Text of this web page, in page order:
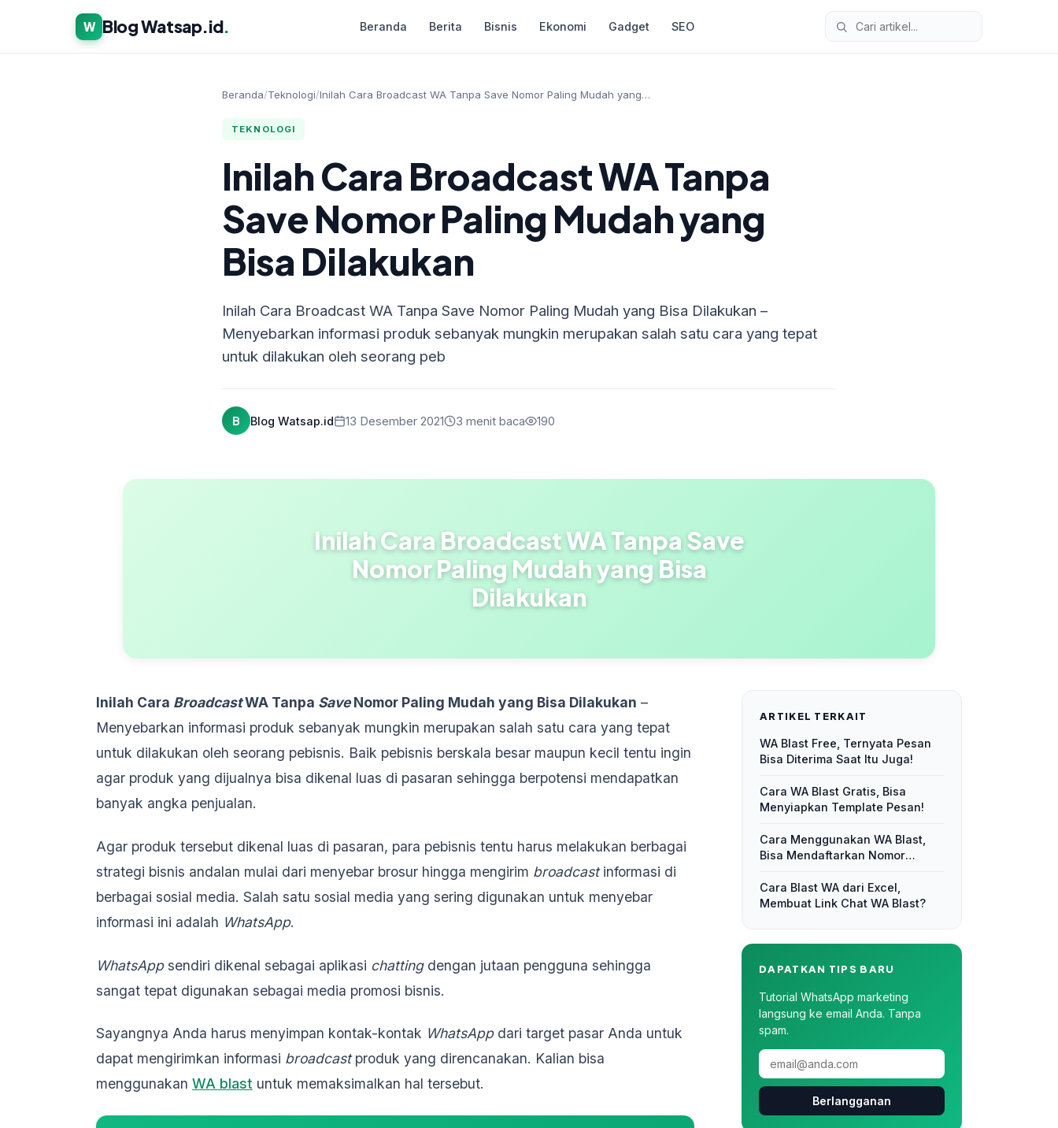
W Blog Watsap.id. Beranda Berita Bisnis Ekonomi Gadget SEO
Beranda/Teknologi/Inilah Cara Broadcast WA Tanpa Save Nomor Paling Mudah yang…
TEKNOLOGI
Inilah Cara Broadcast WA Tanpa
Save Nomor Paling Mudah yang
Bisa Dilakukan
Inilah Cara Broadcast WA Tanpa Save Nomor Paling Mudah yang Bisa Dilakukan –
Menyebarkan informasi produk sebanyak mungkin merupakan salah satu cara yang tepat
untuk dilakukan oleh seorang peb
B Blog Watsap.id 13 Desember 2021 3 menit baca 190
Inilah Cara Broadcast WA Tanpa Save
Nomor Paling Mudah yang Bisa
Dilakukan
Inilah Cara BroadcastWA Tanpa SaveNomor Paling Mudah yang Bisa Dilakukan –
Menyebarkan informasi produk sebanyak mungkin merupakan salah satu cara yang tepat
untuk dilakukan oleh seorang pebisnis. Baik pebisnis berskala besar maupun kecil tentu ingin
agar produk yang dijualnya bisa dikenal luas di pasaran sehingga berpotensi mendapatkan
banyak angka penjualan.
Agar produk tersebut dikenal luas di pasaran, para pebisnis tentu harus melakukan berbagai
strategi bisnis andalan mulai dari menyebar brosur hingga mengirim broadcastinformasi di
berbagai sosial media. Salah satu sosial media yang sering digunakan untuk menyebar
informasi ini adalah WhatsApp.
WhatsAppsendiri dikenal sebagai aplikasi chattingdengan jutaan pengguna sehingga
sangat tepat digunakan sebagai media promosi bisnis.
Sayangnya Anda harus menyimpan kontak-kontak WhatsAppdari target pasar Anda untuk
dapat mengirimkan informasi broadcastproduk yang direncanakan. Kalian bisa
menggunakan WA blast untuk memaksimalkan hal tersebut.
ARTIKEL TERKAIT
WA Blast Free, Ternyata Pesan
Bisa Diterima Saat Itu Juga!
Cara WA Blast Gratis, Bisa
Menyiapkan Template Pesan!
Cara Menggunakan WA Blast,
Bisa Mendaftarkan Nomor
Cara Blast WA dari Excel,
Membuat Link Chat WA Blast?
DAPATKAN TIPS BARU
Tutorial WhatsApp marketing
langsung ke email Anda. Tanpa
spam.
Berlangganan